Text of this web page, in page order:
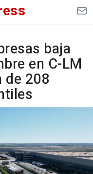
baja
en C-LM
208